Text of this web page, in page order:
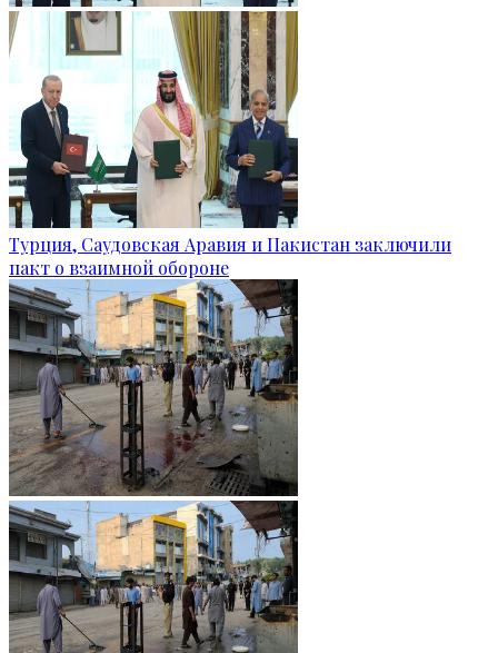
Турция, Саудовская Аравия и Пакистан заключили
пакт о взаимной обороне